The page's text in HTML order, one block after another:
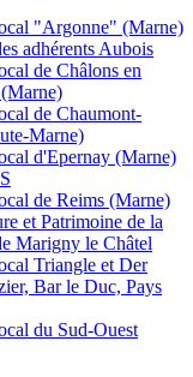
"Argonne" (Marne)
adhérents Aubois
de Châlons en
de Chaumont-
Marne)
d'Epernay (Marne)
de Reims (Marne)
et Patrimoine de la
Marigny le Châtel
Triangle et Der
Bar le Duc, Pays
du Sud-Ouest